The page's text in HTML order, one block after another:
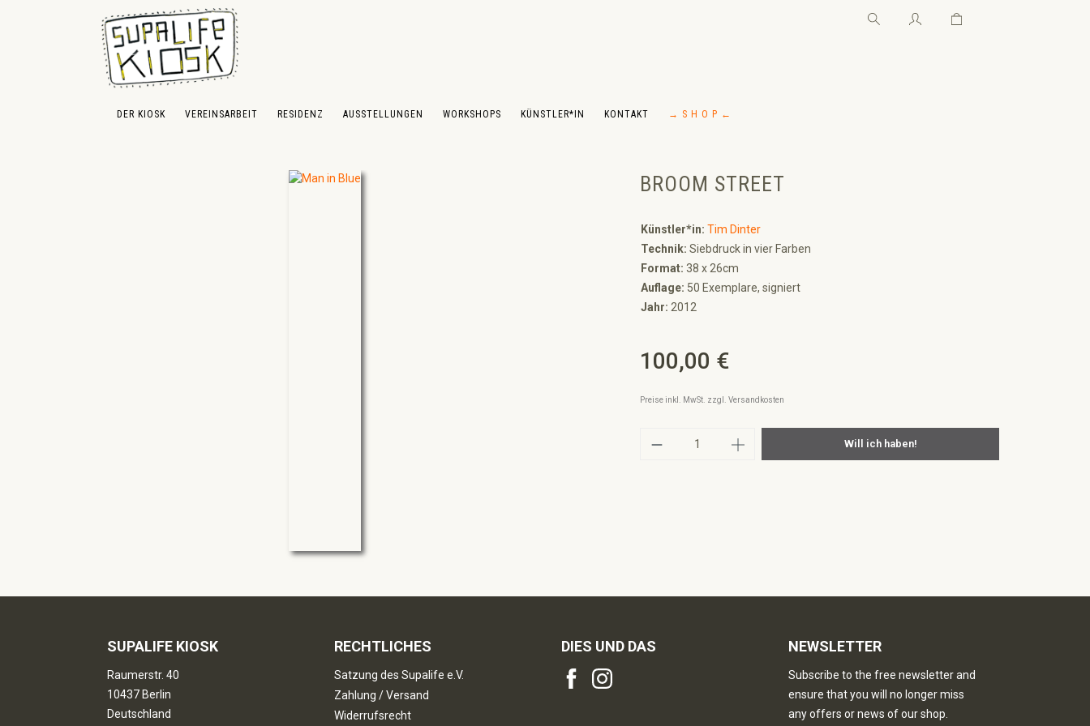
Hauptinhalt springen
Zur Suche springen
Zur Hauptnavigation springen Warenkorb enthält 0
DER KIOSK VEREINSARBEIT RESIDENZ AUSSTELLUNGEN WORKSHOPS KÜNSTLER*IN KONTAKT → S H O P ←
BROOM STREET
Künstler*in: Tim Dinter
Technik: Siebdruck in vier Farben
Format: 38 x 26cm
Auflage: 50 Exemplare, signiert
Jahr: 2012
Regulärer Preis:
100,00 €
Preise inkl. MwSt. zzgl. Versandkosten
Produkt Anzahl: Gib den gewünschten Wert ein
Will ich haben!
SUPALIFE KIOSK
Raumerstr. 40
10437 Berlin
Deutschland
RECHTLICHES
Satzung des Supalife e.V.
Zahlung / Versand
Widerrufsrecht
DIES UND DAS NEWSLETTER
Subscribe to the free newsletter and
ensure that you will no longer miss
any offers or news of our shop.